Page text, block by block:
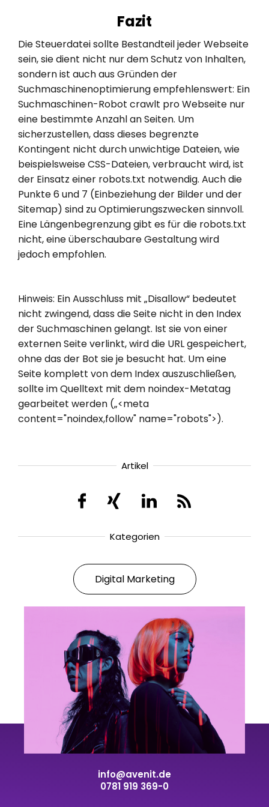
Fazit
Die Steuerdatei sollte Bestandteil jeder Webseite
sein, sie dient nicht nur dem Schutz von Inhalten,
sondern ist auch aus Gründen der
Suchmaschinenoptimierung empfehlenswert: Ein
Suchmaschinen-Robot crawlt pro Webseite nur
eine bestimmte Anzahl an Seiten. Um
sicherzustellen, dass dieses begrenzte
Kontingent nicht durch unwichtige Dateien, wie
beispielsweise CSS-Dateien, verbraucht wird, ist
der Einsatz einer robots.txt notwendig. Auch die
Punkte 6 und 7 (Einbeziehung der Bilder und der
Sitemap) sind zu Optimierungszwecken sinnvoll.
Eine Längenbegrenzung gibt es für die robots.txt
nicht, eine überschaubare Gestaltung wird
jedoch empfohlen.
Hinweis: Ein Ausschluss mit „Disallow“ bedeutet
nicht zwingend, dass die Seite nicht in den Index
der Suchmaschinen gelangt. Ist sie von einer
externen Seite verlinkt, wird die URL gespeichert,
ohne das der Bot sie je besucht hat. Um eine
Seite komplett von dem Index auszuschließen,
sollte im Quelltext mit dem noindex-Metatag
gearbeitet werden („<meta
content="noindex,follow" name="robots">).
Artikel
Kategorien
Digital Marketing
info@avenit.de
0781 919 369-0